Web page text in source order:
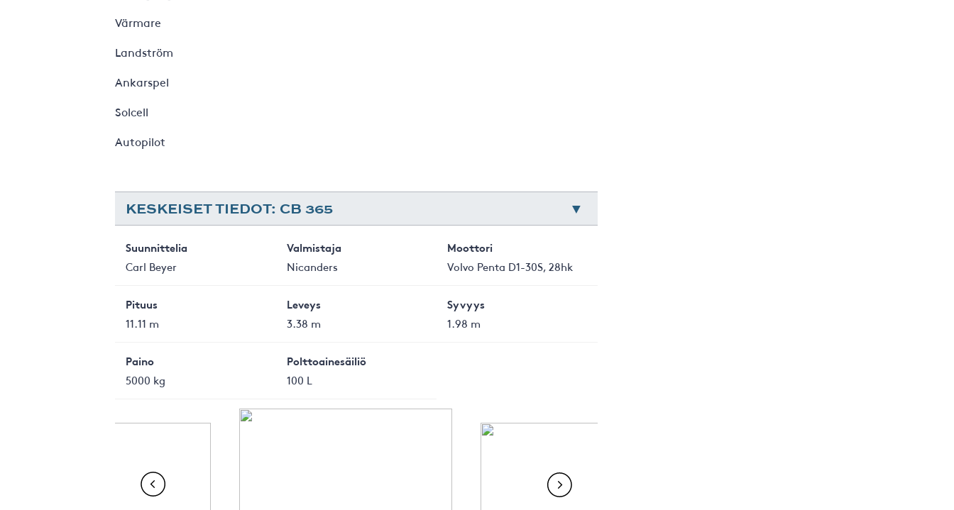
Värmare
Landström
Ankarspel
Solcell
Autopilot
KESKEISET TIEDOT: CB 365
Suunnittelia
Carl Beyer
Valmistaja
Nicanders
Moottori
Volvo Penta D1-30S, 28hk
Pituus
11.11 m
Leveys
3.38 m
Syvyys
1.98 m
Paino
5000 kg
Polttoainesäiliö
100 L